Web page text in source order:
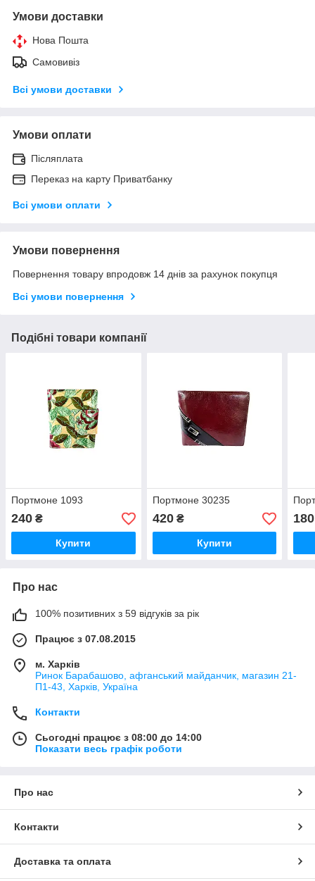
Умови доставки
Нова Пошта
Самовивіз
Всі умови доставки
Умови оплати
Післяплата
Переказ на карту Приватбанку
Всі умови оплати
Умови повернення
Повернення товару впродовж 14 днів за рахунок покупця
Всі умови повернення
Подібні товари компанії
Портмоне 1093
240 ₴
Купити
Портмоне 30235
420₴
Купити
180
Про нас
100% позитивних з 59 відгуків за рік
Працює з 07.08.2015
м. Харків
Ринок Барабашово, афганський майданчик, магазин 21-
П1-43, Харків, Україна
Контакти
Сьогодні працює з 08:00 до 14:00
Показати весь графік роботи
Про нас
Контакти
Доставка та оплата